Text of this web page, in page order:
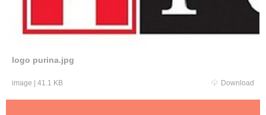
logo purina.jpg
image | 41.1 KB Download